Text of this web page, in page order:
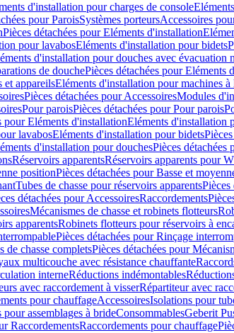
d'installation pour charges de console
pour ParoisSystèmes porteursAccessoires
Pièces détachées pour Eléments d'installation
pour lavabosEléments d'installation pour bidets
d'installation pour douches avec évacuation
de douchePièces détachées pour Eléments
et appareilsEléments d'installation pour machines
Pièces détachées pour AccessoiresModules
Pour paroisPièces détachées pour Pour parois
pour Eléments d'installationEléments d'installation
lavabosEléments d'installation pour bidets
d'installation pour douchesPièces
Réservoirs apparentsRéservoirs apparents pour
positionPièces détachées pour Basse et
Tubes de chasse pour réservoirs apparentsPièces
détachées pour AccessoiresRaccordements
Mécanismes de chasse et robinets flotteurs
apparentsRobinets flotteurs pour réservoirs à
Pièces détachées pour Rinçage
de chasse completsPièces détachées pour
multicouche avec résistance chauffante
interneRéductions indémontables
avec raccordement à visserRépartiteur avec
pour chauffageAccessoiresIsolations pour
pour assemblages à brideConsommablesGeberit
RaccordementsRaccordements pour chauffage